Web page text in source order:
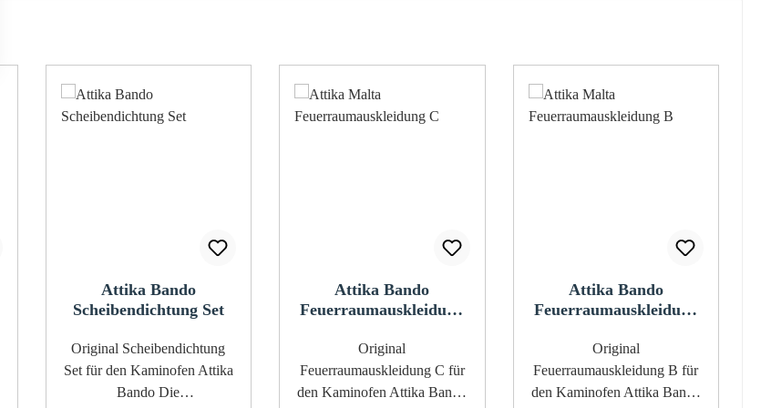
Attika Bando
Scheibendichtung Set
Original Scheibendichtung
Set für den Kaminofen Attika
Bando Die
Attika Bando
Feuerraumauskleidung
Original
Feuerraumauskleidung C für
den Kaminofen Attika Bando
Attika Bando
Feuerraumauskleidung
Original
Feuerraumauskleidung B für
den Kaminofen Attika Bando